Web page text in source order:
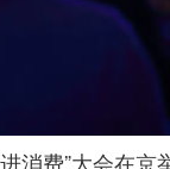
消费”大会在京